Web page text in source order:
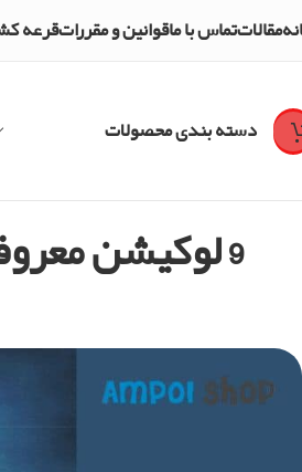
مقالاتتماس با ماقوانین و مقرراتقرعه
دسته بندی محصولات
9 لوکیشن معروف از بهترین مکان های لوت فری فایر مپ برمودا